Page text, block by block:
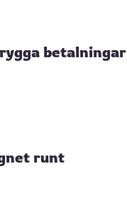
betalningar
runt